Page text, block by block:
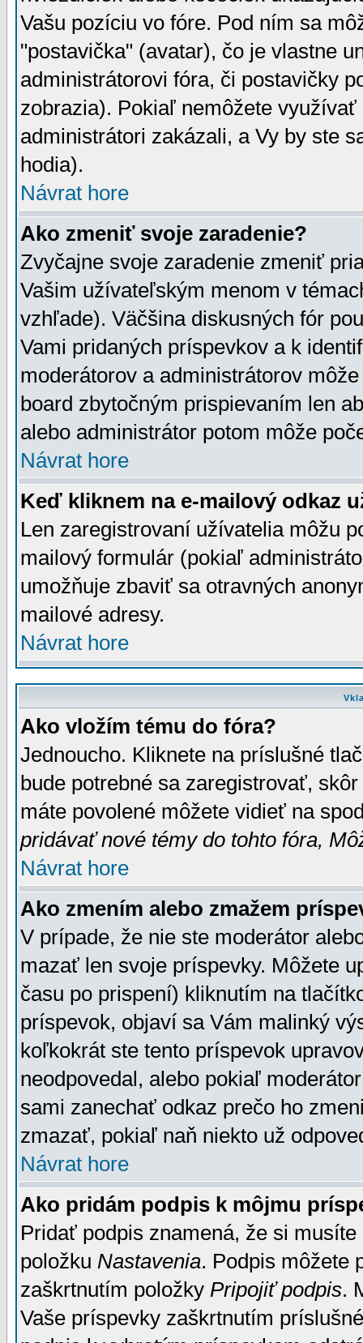
Vašu pozíciu vo fóre. Pod ním sa
"postavička" (avatar), čo je vlastne
administrátorovi fóra, či postavičky
zobrazia). Pokiaľ nemôžete
administrátori zakázali, a Vy by ste
hodia).
Návrat hore
Ako zmeniť svoje zaradenie?
Zvyčajne svoje zaradenie zmeniť
Vašim užívateľským menom v
vzhľade). Väčšina diskusných fór
Vami pridaných príspevkov a k
moderátorov a administrátorov
board zbytočným prispievaním len
alebo administrátor potom môže
Návrat hore
Keď kliknem na e-mailový odkaz
Len zaregistrovaní užívatelia môžu
mailový formulár (pokiaľ
umožňuje zbaviť sa otravných
mailové adresy.
Návrat hore
Ako vložím tému do fóra?
Jednoucho. Kliknete na príslušné
bude potrebné sa zaregistrovať,
máte povolené môžete vidieť na
pridávať nové témy do tohto fóra,
Návrat hore
Ako zmením alebo zmažem
V prípade, že nie ste moderátor
mazať len svoje príspevky. Môžete
času po prispení) kliknutím na
príspevok, objaví sa Vám malinký
koľkokrát ste tento príspevok
neodpovedal, alebo pokiaľ
sami zanechať odkaz prečo ho
zmazať, pokiaľ naň niekto už
Návrat hore
Ako pridám podpis k môjmu
Pridať podpis znamená, že si
položku Nastavenia. Podpis môžete
zaškrtnutím položky Pripojiť podpis.
Vaše príspevky zaškrtnutím